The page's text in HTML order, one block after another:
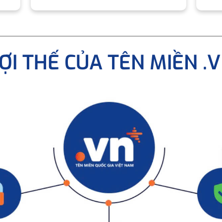
THẾ CỦA TÊN MIỀN